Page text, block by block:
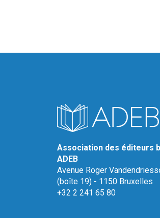
Association des éditeurs
ADEB
Avenue Roger
(boîte 19) - 1150 Bruxelles
+32 2 241 65 80